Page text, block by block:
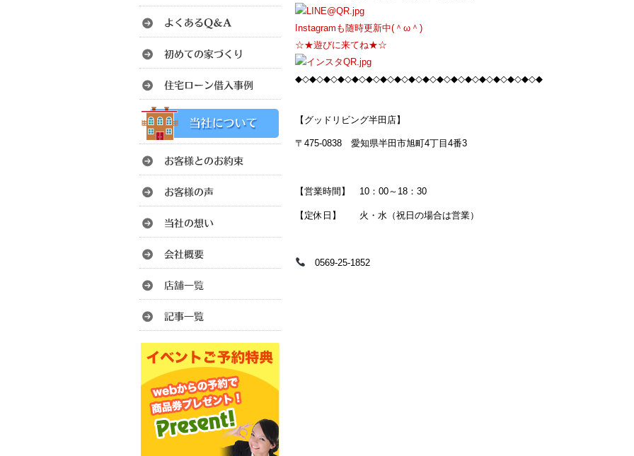
Instagramも随時更新中(＾ω＾)
☆★遊びに来てね★☆
◆◇◆◇◆◇◆◇◆◇◆◇◆◇◆◇◆◇◆◇◆◇◆◇◆◇◆◇◆◇◆◇◆◇◆
【グッドリビング半田店】
〒475-0838 愛知県半田市旭町4丁目4番3
【営業時間】 10：00～18：30
【定休日】 火・水（祝日の場合は営業）
0569-25-1852